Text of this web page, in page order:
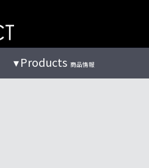
Products 商品情報